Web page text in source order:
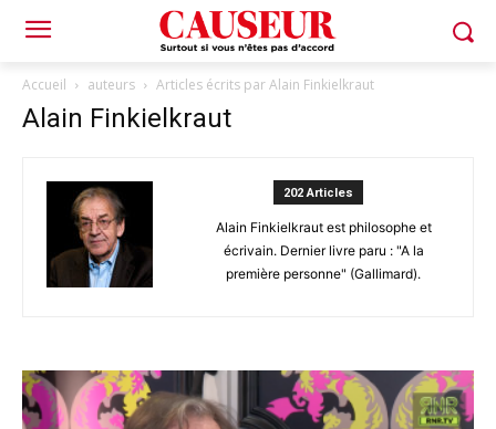
Accueil auteurs Articles écrits par Alain Finkielkraut
Alain Finkielkraut
202 Articles
Alain Finkielkraut est philosophe et
écrivain. Dernier livre paru : "A la
première personne" (Gallimard).